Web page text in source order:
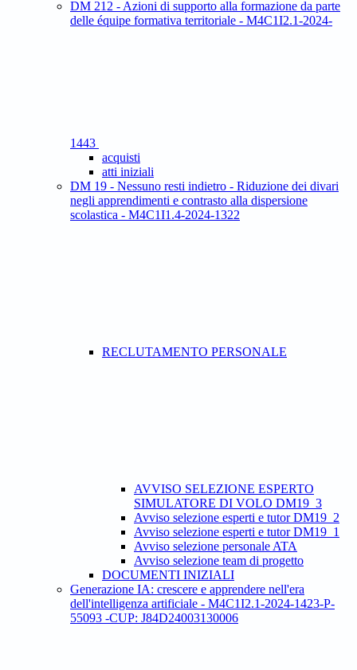
DM 212 - Azioni di supporto alla formazione da parte
delle équipe formativa territoriale - M4C1I2.1-2024-
1443
acquisti
atti iniziali
DM 19 - Nessuno resti indietro - Riduzione dei divari
negli apprendimenti e contrasto alla dispersione
scolastica - M4C1I1.4-2024-1322
RECLUTAMENTO PERSONALE
AVVISO SELEZIONE ESPERTO
SIMULATORE DI VOLO DM19_3
Avviso selezione esperti e tutor DM19_2
Avviso selezione esperti e tutor DM19_1
Avviso selezione personale ATA
Avviso selezione team di progetto
DOCUMENTI INIZIALI
Generazione IA: crescere e apprendere nell'era
dell'intelligenza artificiale - M4C1I2.1-2024-1423-P-
55093 -CUP: J84D24003130006